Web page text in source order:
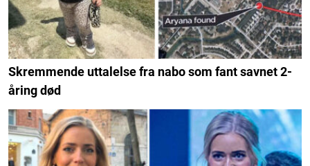
Skremmende uttalelse fra nabo som fant savnet 2-
åring død